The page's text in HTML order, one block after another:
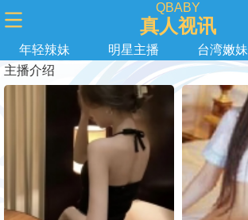
QBABY
真人视讯
年轻辣妹 明星主播 台湾嫩妹
主播介绍